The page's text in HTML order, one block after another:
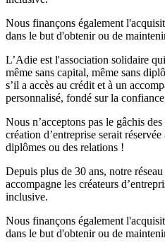
Nous finançons également
dans le but d'obtenir ou de
L’Adie est l'association solidaire
même sans capital, même sans
s’il a accès au crédit et à un
personnalisé, fondé sur la
Nous n’acceptons pas le gâchis
création d’entreprise serait
diplômes ou des relations !
Depuis plus de 30 ans, notre
accompagne les créateurs
inclusive.
Nous finançons également
dans le but d'obtenir ou de